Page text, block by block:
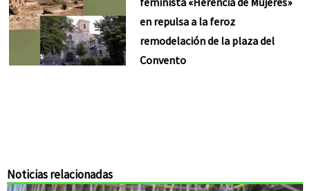
en repulsa a la feroz
remodelación de la plaza del
Convento
Noticias relacionadas